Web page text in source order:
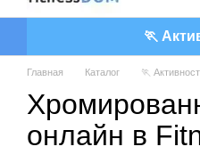
🏃
Главная Каталог 🏃
онлайн в